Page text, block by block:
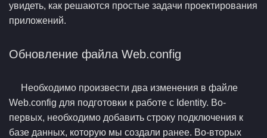
увидеть, как решаются простые задачи проектирования
приложений.
Обновление файла Web.config
Необходимо произвести два изменения в файле
Web.config для подготовки к работе с Identity. Во-
первых, необходимо добавить строку подключения к
базе данных, которую мы создали ранее. Во-вторых